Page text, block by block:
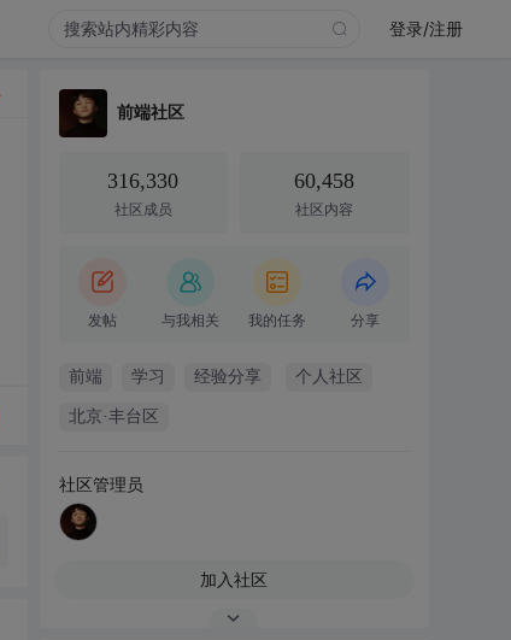
登录/注册
前端社区
316,330
社区成员
60,458
社区内容
发帖 与我相关 我的任务 分享
前端 学习 经验分享 个人社区
北京·丰台区
社区管理员
加入社区